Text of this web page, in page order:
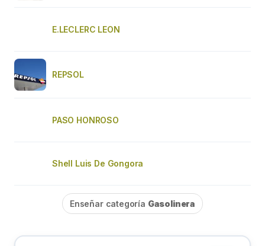
E.LECLERC LEON
REPSOL
PASO HONROSO
Shell Luis De Gongora
Enseñar categoría Gasolinera